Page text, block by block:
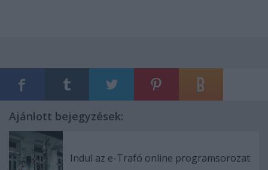
Ajánlott bejegyzések:
Indul az e-Trafó online programsorozat